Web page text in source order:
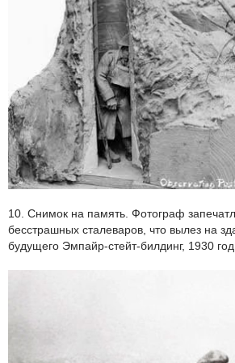
10. Снимок на память. Фотограф
бесстрашных сталеваров, что вылез на
будущего Эмпайр-стейт-билдинг, 1930 год